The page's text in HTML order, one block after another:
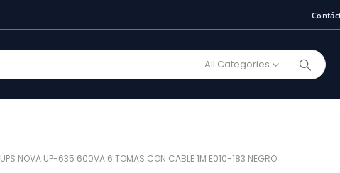
All Categories
UPS NOVA UP-635 600VA 6 TOMAS CON CABLE 1M E010-183 NEGRO